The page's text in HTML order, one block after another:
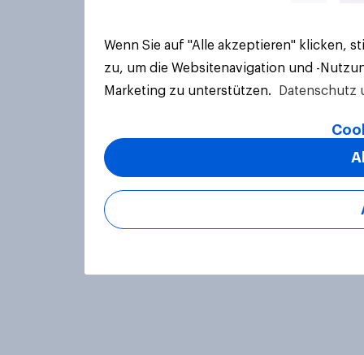
Wenn Sie auf "Alle akzeptieren" klicken,
zu, um die Websitenavigation und -
Marketing zu unterstützen.
Datenschutz